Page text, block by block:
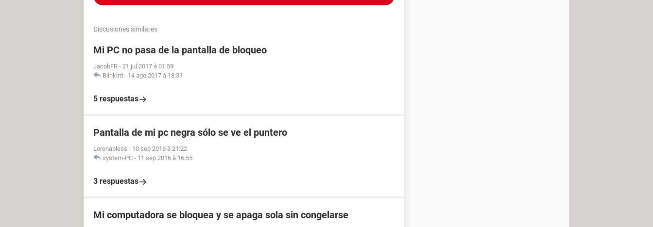
Discusiones similares
Mi PC no pasa de la pantalla de bloqueo
JacobFR - 21 jul 2017 à 01:59
Blinkird - 14 ago 2017 à 18:31
5 respuestas
Pantalla de mi pc negra sólo se ve el puntero
Lorenabless - 10 sep 2016 à 21:22
system-PC - 11 sep 2016 à 16:55
3 respuestas
Mi computadora se bloquea y se apaga sola sin congelarse